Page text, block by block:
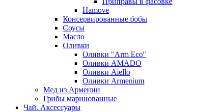
Hamove
Консервированные бобы
Соусы
Масло
Оливки
Оливки "Arm Eco"
Оливки AMADO
Оливки Aiello
Оливки Armenium
Мед из Армении
Грибы маринованные
Чай. Аксессуары